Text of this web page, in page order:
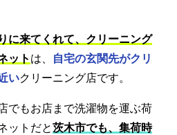
に来てくれて、クリーニング
ット は、
自宅の玄関先がクリ
いクリーニング店です。
でもお店まで洗濯物を運ぶ荷
ットだと茨木市でも、集荷時